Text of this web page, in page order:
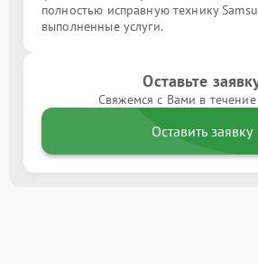
полностью исправную технику
выполненные услуги.
Оставьте
Свяжемся с Вами в
Оставить заявку